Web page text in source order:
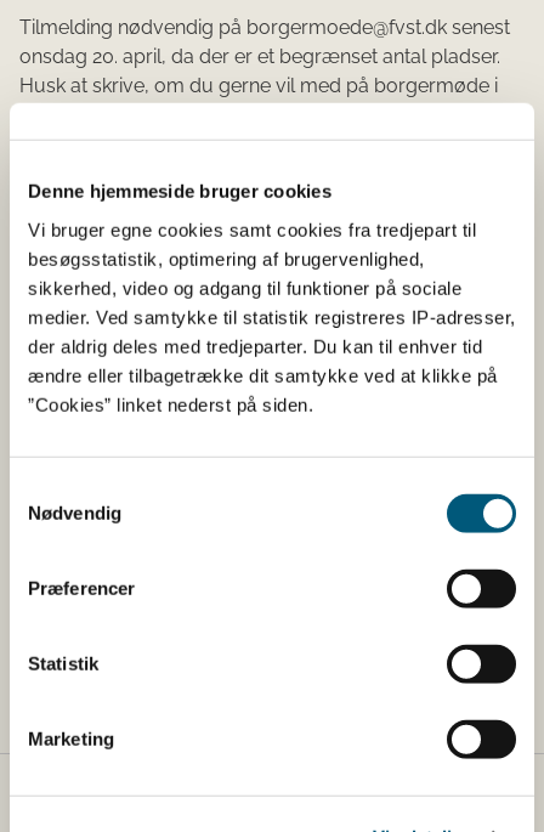
Denne hjemmeside bruger cookies
Vi bruger egne cookies samt cookies fra tredjepart til
besøgsstatistik, optimering af brugervenlighed,
sikkerhed, video og adgang til funktioner på sociale
medier. Ved samtykke til statistik registreres IP-adresser,
der aldrig deles med tredjeparter. Du kan til enhver tid
ændre eller tilbagetrække dit samtykke ved at klikke på
”Cookies” linket nederst på siden.
Nødvendig
Præferencer
Statistik
Marketing
Tilmelding nødvendig på borgermoede@fvst.dk senest
onsdag 20. april, da der er et begrænset antal pladser.
Husk at skrive, om du gerne vil med på borgermøde i
på borgermoede@fvst.dk. Hvert møde har plads til
omkring 200 gæster.
Pressen er velkommen.
Yderligere information
Pressemeddelelse fra Fødevareministeriet
Miljøstyrelsens anbefalinger​ ​
De faglige rapporter bag anbefalingerne
​Velkommen til borgermøde